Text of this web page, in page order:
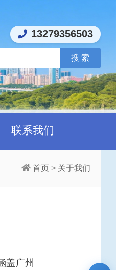
13279356503
联系我们
首页 > 关于我们
盖广州